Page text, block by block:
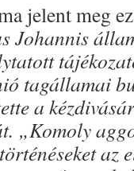
jelent meg
Johannis
tagállamai
a
„Komoly
az